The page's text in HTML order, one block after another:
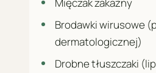
Mięczak zakaźny
Brodawki wirusowe
dermatologicznej)
Drobne tłuszczaki